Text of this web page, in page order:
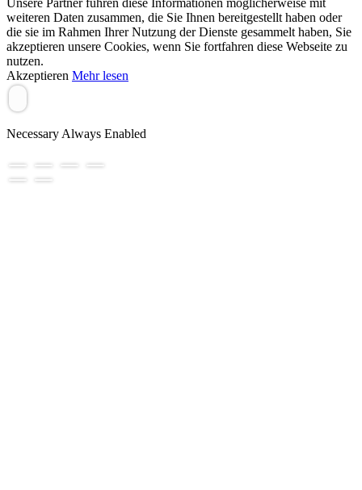
weiteren Daten zusammen, die Sie Ihnen bereitgestellt haben oder
die sie im Rahmen Ihrer Nutzung der Dienste gesammelt haben, Sie
akzeptieren unsere Cookies, wenn Sie fortfahren diese Webseite zu
nutzen.
Akzeptieren Mehr lesen
Necessary Always Enabled